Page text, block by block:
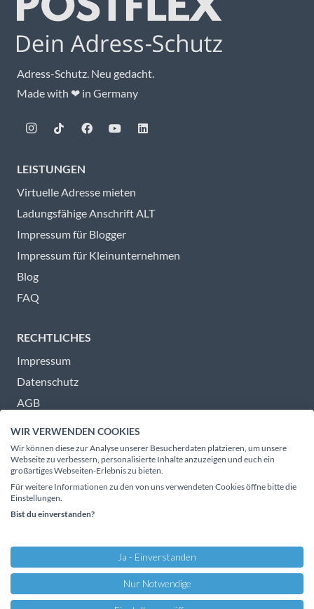
Adress-Schutz. Neu gedacht.
Made with ❤ in Germany
LEISTUNGEN
Virtuelle Adresse mieten
Ladungsfähige Anschrift ALT
Impressum für Blogger
Impressum für Kleinunternehmen
Blog
FAQ
RECHTLICHES
Impressum
Datenschutz
AGB
HINWEIS ZUR SPRACHE
Wir möchten mit unserer Sprache alle Menschen ansprechen und
verwenden daher auf unserer Website überwiegend gendergerechte
Formulierungen (z. B. mit Asterisk oder Beidnennung).
oder Suchmaschinenoptimierung.
Diese Formulierungen sindnicht wertend gemeint
einer möglichst klaren Kommunikation.
WIR VERWENDEN COOKIES
Wir können diese zur Analyse unserer Besucherdaten platzieren, um unsere
Webseite zu verbessern, personalisierte Inhalte anzuzeigen und euch ein
großartiges Webseiten-Erlebnis zu bieten.
Für weitere Informationen zu den von uns verwendeten Cookies öffne bitte die
Einstellungen.
Bist du einverstanden?
Ja - Einverstanden
Nur Notwendige